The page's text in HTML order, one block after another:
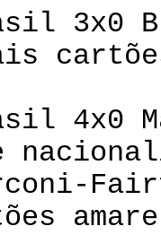
3x0
4x0